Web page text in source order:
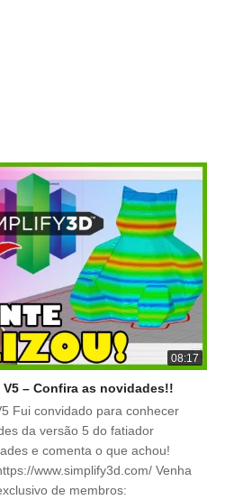
08:17
V5 – Confira as novidades!!
Fui convidado para conhecer
da versão 5 do fatiador
e comenta o que achou!
www.simplify3d.com/ Venha
de membros: